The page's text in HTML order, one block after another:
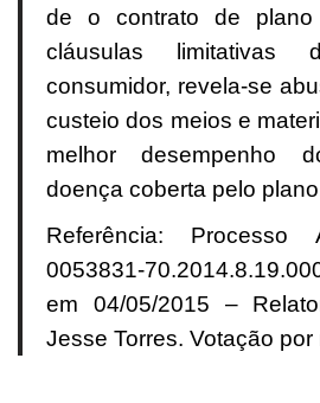
de o contrato de
cláusulas limitativas
consumidor, revela-se
custeio dos meios e
melhor desempenho
doença coberta pelo
Referência: Processo
0053831-
em 04/05/2015 –
Jesse Torres. Votação por